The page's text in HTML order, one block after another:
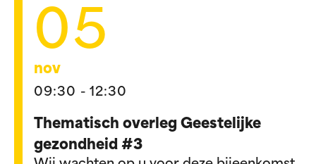
05
nov
09:30 - 12:30
Thematisch overleg Geestelijke
gezondheid #3